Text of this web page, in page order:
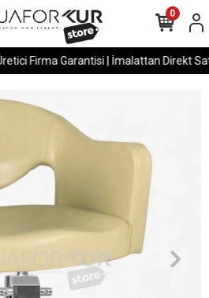
Firma Garantisi | İmalattan Direkt
0